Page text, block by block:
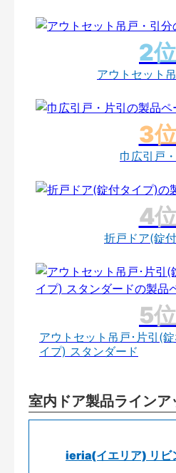
アウトセット
巾広引戸
折戸ドア(錠
アウトセット吊戸･片引(
イプ) スタンダード
室内ドア製品ラインア
ieria(イエリア) リビ